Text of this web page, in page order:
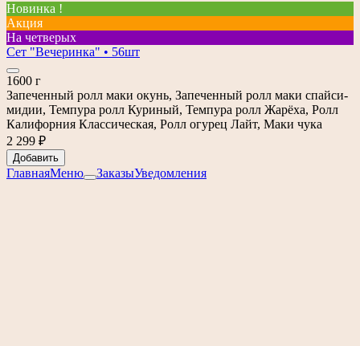
Новинка !
Акция
На четверых
Сет "Вечеринка" • 56шт
1600 г
Запеченный ролл маки окунь, Запеченный ролл маки спайси-
мидии, Темпура ролл Куриный, Темпура ролл Жарёха, Ролл
Калифорния Классическая, Ролл огурец Лайт, Маки чука
2 299 ₽
Добавить
ГлавнаяМеню ЗаказыУведомления